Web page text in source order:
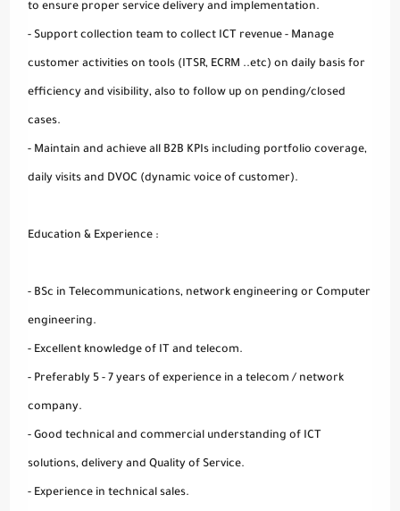
to ensure proper service delivery and implementation.
- Support collection team to collect ICT revenue - Manage
customer activities on tools (ITSR, ECRM ..etc) on daily basis for
efficiency and visibility, also to follow up on pending/closed
cases.
- Maintain and achieve all B2B KPIs including portfolio coverage,
daily visits and DVOC (dynamic voice of customer).
Education & Experience :
- BSc in Telecommunications, network engineering or Computer
engineering.
- Excellent knowledge of IT and telecom.
- Preferably 5 - 7 years of experience in a telecom / network
company.
- Good technical and commercial understanding of ICT
solutions, delivery and Quality of Service.
- Experience in technical sales.